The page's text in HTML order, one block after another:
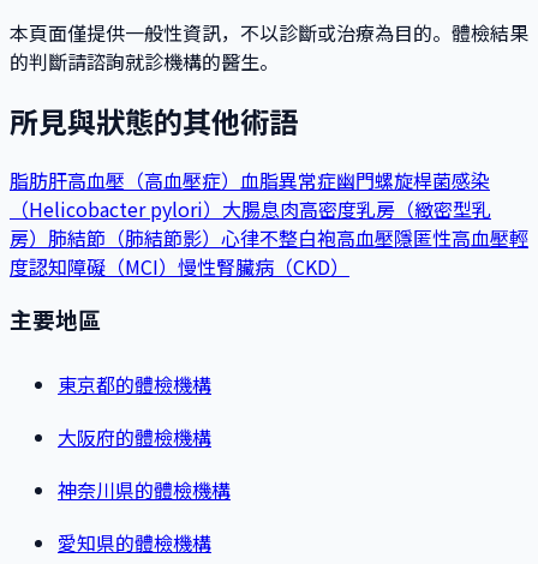
本頁面僅提供一般性資訊，不以診斷或治療為目的。體檢結果
的判斷請諮詢就診機構的醫生。
所見與狀態的其他術語
脂肪肝高血壓（高血壓症） 血脂異常症幽門螺旋桿菌感染
（Helicobacter pylori） 大腸息肉高密度乳房（緻密型乳
房） 肺結節（肺結節影） 心律不整白袍高血壓隱匿性高血壓輕
度認知障礙（MCI） 慢性腎臟病（CKD）
主要地區
東京都的體檢機構
大阪府的體檢機構
神奈川県的體檢機構
愛知県的體檢機構